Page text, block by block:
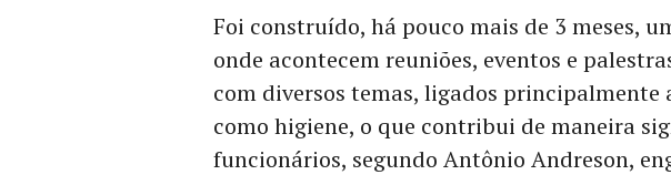
Foi construído, há pouco mais de 3 meses,
onde acontecem reuniões, eventos e
com diversos temas, ligados principalmente
como higiene, o que contribui de maneira
funcionários, segundo Antônio Andreson,